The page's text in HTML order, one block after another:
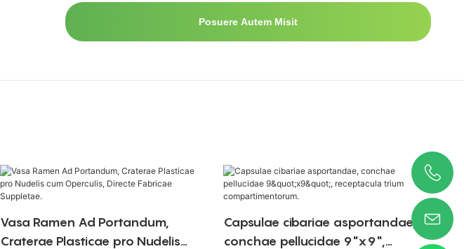
Posuere Autem Misit
Vasa Ramen Ad Portandum,
Craterae Plasticae pro Nudelis
Capsulae cibariae asportandae,
conchae pellucidae 9"x9",